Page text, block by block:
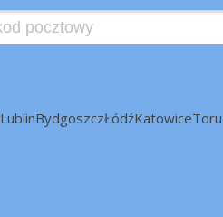
LublinBydgoszczŁódźKatowice